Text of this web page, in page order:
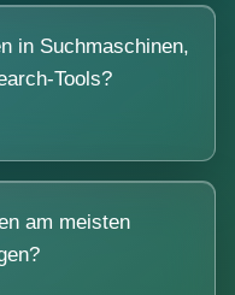
in Suchmaschinen,
Tools?
am meisten